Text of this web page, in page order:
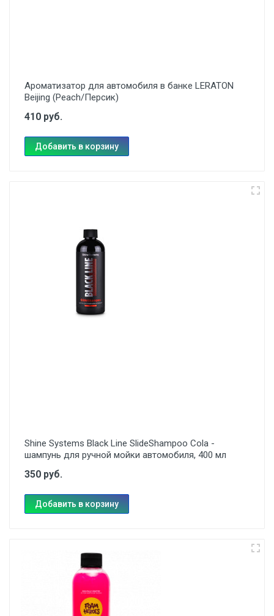
Ароматизатор для автомобиля в банке LERATON
Beijing (Peach/Персик)
410 руб.
Добавить в корзину
Shine Systems Black Line SlideShampoo Cola -
шампунь для ручной мойки автомобиля, 400 мл
350 руб.
Добавить в корзину